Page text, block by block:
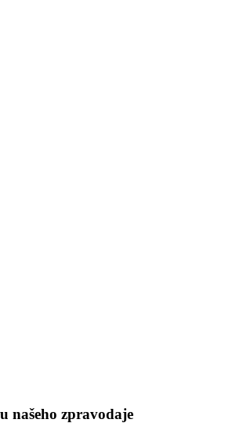
našeho zpravodaje